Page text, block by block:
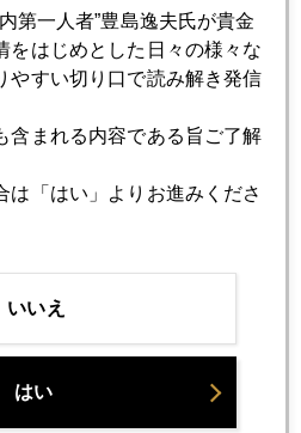
、売る人、買う人
ワケ
第一人者”豊島逸夫氏が貴金
をはじめとした日々の様々な
やすい切り口で読み解き発信
含まれる内容である旨ご了解
は「はい」よりお進みくださ
いいえ
はい